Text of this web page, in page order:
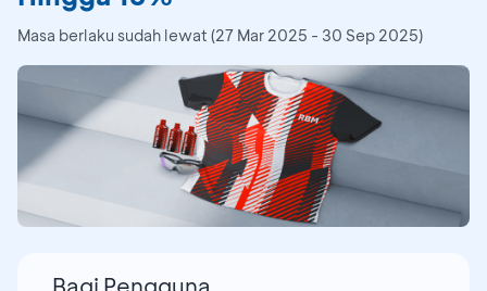
Masa berlaku sudah lewat (27 Mar 2025 - 30 Sep 2025)
Bagi Pengguna